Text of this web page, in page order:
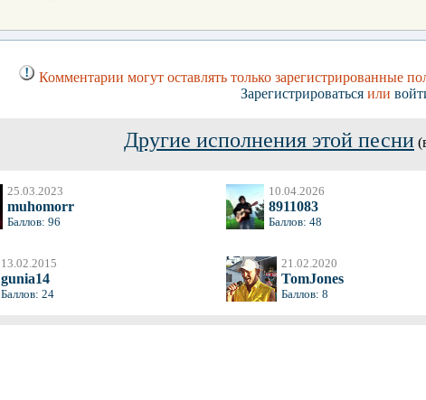
Комментарии могут оставлять только зарегистрированные
Зарегистрироваться или
Другие исполнения этой песни
25.03.2023
muhomorr
Баллов: 96
10.04.2026
8911083
Баллов: 48
13.02.2015
gunia14
Баллов: 24
21.02.2020
TomJones
Баллов: 8